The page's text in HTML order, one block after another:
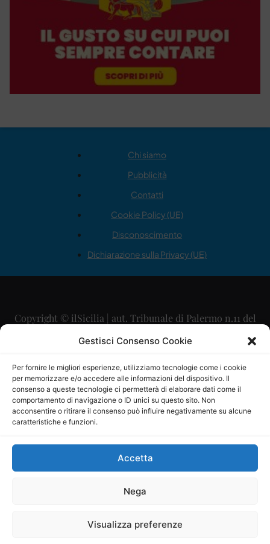
Gestisci Consenso Cookie
Per fornire le migliori esperienze, utilizziamo tecnologie come i cookie
per memorizzare e/o accedere alle informazioni del dispositivo. Il
consenso a queste tecnologie ci permetterà di elaborare dati come il
comportamento di navigazione o ID unici su questo sito. Non
acconsentire o ritirare il consenso può influire negativamente su alcune
caratteristiche e funzioni.
Accetta
Nega
Visualizza preferenze
Chi siamo
Pubblicità
Contatti
Cookie Policy (UE)
Disconoscimento
Dichiarazione sulla Privacy (UE)
Copyright © ilSicilia | aut. Tribunale di Palermo n.11 del
29/09/2015
Direttore Editoriale: Maurizio Scaglione
Direttore Responsabile: Maria Calabrese
P.IVA: 06334930820
Mercurio Comunicazione Società Cooperativa a r.l. è
iscritta al Registro degli Operatori di Comunicazione al
Sito gestito daLa Digitale srl–info@ladigitale.it